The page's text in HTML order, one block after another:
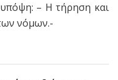
– Η τήρηση και
νόμων.-